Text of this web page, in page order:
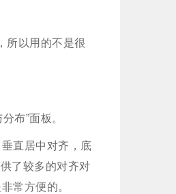
所以用的不是很
布”面板。
直居中对齐，底
了较多的对齐对
常方便的。